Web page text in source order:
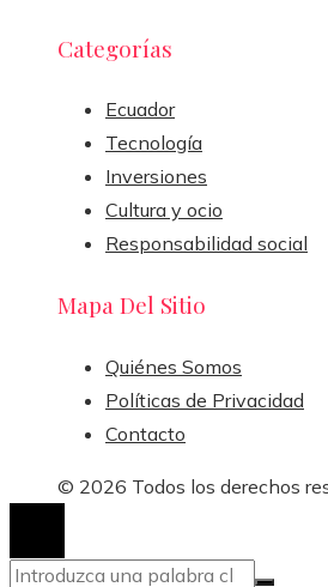
Categorías
Ecuador
Tecnología
Inversiones
Cultura y ocio
Responsabilidad social
Mapa Del Sitio
Quiénes Somos
Políticas de Privacidad
Contacto
© 2026 Todos los derechos